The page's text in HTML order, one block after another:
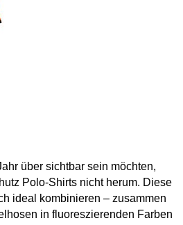
über sichtbar sein möchten,
Polo-Shirts nicht herum. Diese
ideal kombinieren – zusammen
in fluoreszierenden Farben